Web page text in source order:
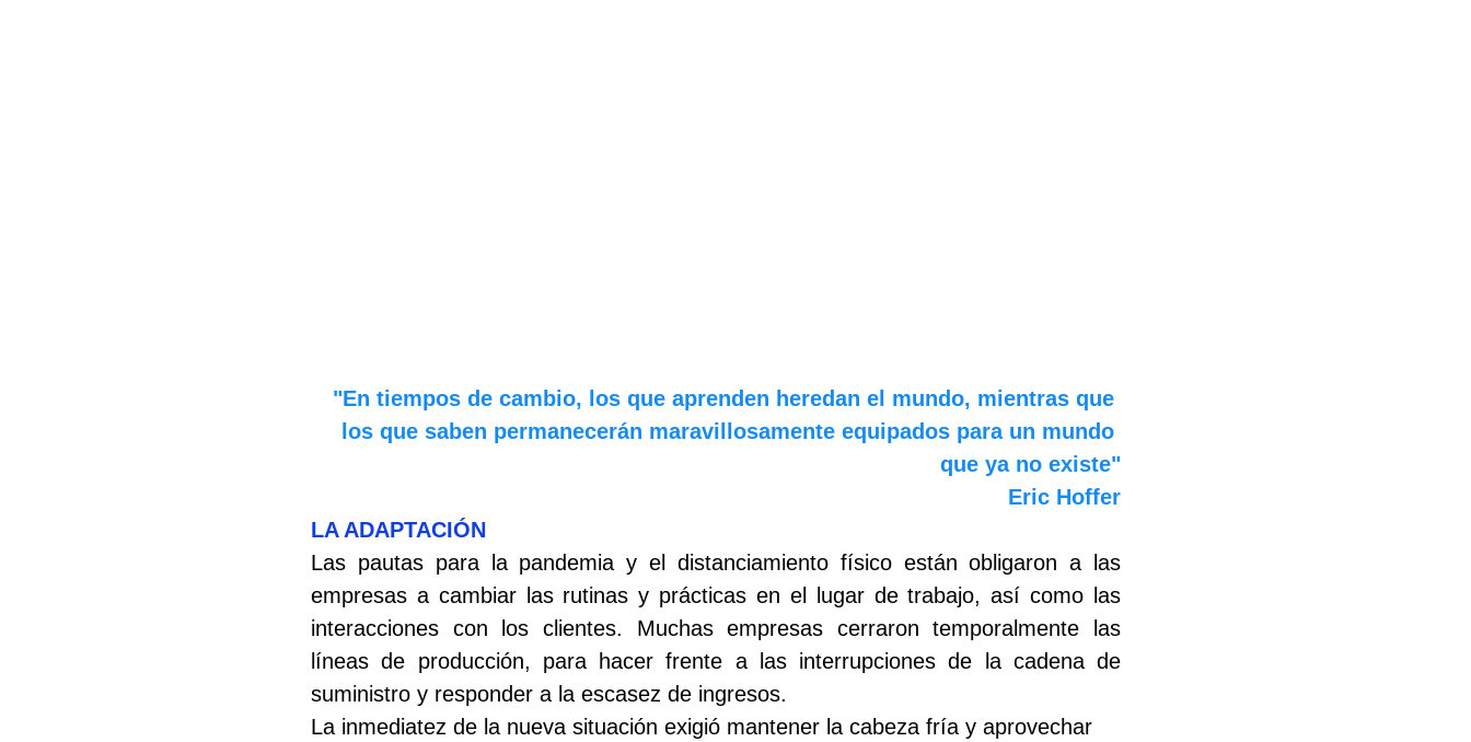
"En tiempos de cambio, los que aprenden heredan el mundo, mientras que
los que saben permanecerán maravillosamente equipados para un mundo
que ya no existe"
Eric Hoffer
LA ADAPTACIÓN
Las pautas para la pandemia y el distanciamiento físico están obligaron a las
empresas a cambiar las rutinas y prácticas en el lugar de trabajo, así como las
interacciones con los clientes. Muchas empresas cerraron temporalmente las
líneas de producción, para hacer frente a las interrupciones de la cadena de
suministro y responder a la escasez de ingresos.
La inmediatez de la nueva situación exigió mantener la cabeza fría y aprovechar